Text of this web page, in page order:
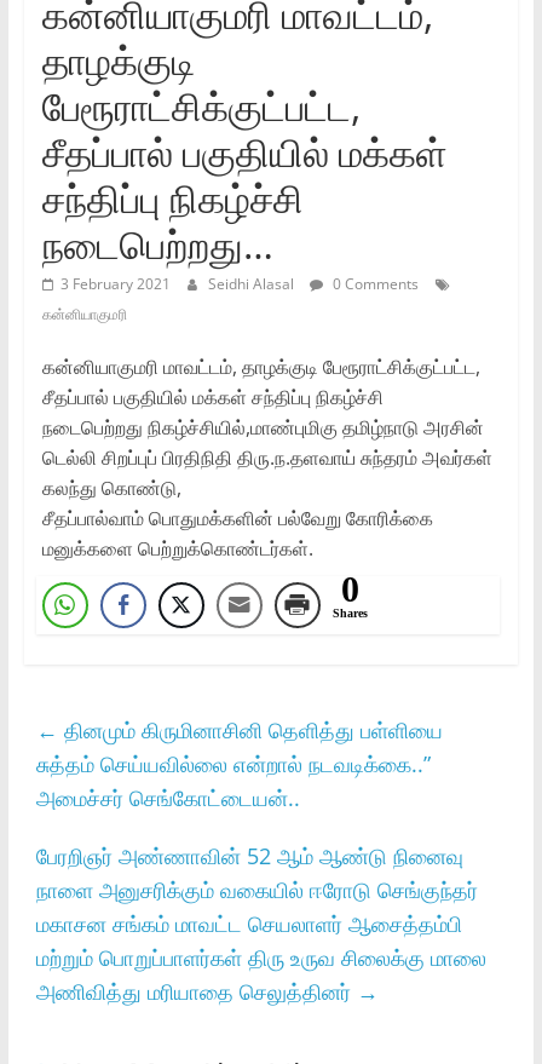
கன்னியாகுமரி மாவட்டம்‌,
தாழக்குடி
பேரூராட்சிக்குட்பட்ட,
சீதப்பால்‌ பகுதியில்‌ மக்கள்‌
சந்திப்பு நிகழ்ச்சி
நடைபெற்றது…
3 February 2021 Seidhi Alasal
0 Comments
கன்னியாகுமரி
கன்னியாகுமரி மாவட்டம்‌, தாழக்குடி பேரூராட்சிக்குட்பட்ட,
சீதப்பால்‌ பகுதியில்‌ மக்கள்‌ சந்திப்பு நிகழ்ச்சி
நடைபெற்றது நிகழ்ச்சியில்‌,மாண்புமிகு தமிழ்நாடு அரசின்‌
டெல்லி சிறப்புப்‌ பிரதிநிதி திரு.ந.தளவாய்‌ சுந்தரம்‌ அவர்கள்‌
கலந்து கொண்டு,
சீதப்பால்வாம்‌ பொதுமக்களின்‌ பல்வேறு கோரிக்கை
மனுக்களை பெற்றுக்கொண்டர்கள்‌.
0
Shares
← தினமும் கிருமினாசினி தெளித்து பள்ளியை
சுத்தம் செய்யவில்லை என்றால் நடவடிக்கை..”
அமைச்சர் செங்கோட்டையன்..
பேரறிஞர் அண்ணாவின் 52 ஆம் ஆண்டு நினைவு
நாளை அனுசரிக்கும் வகையில் ஈரோடு செங்குந்தர்
மகாசன சங்கம் மாவட்ட செயலாளர் ஆசைத்தம்பி
மற்றும் பொறுப்பாளர்கள் திரு உருவ சிலைக்கு மாலை
அணிவித்து மரியாதை செலுத்தினர் →